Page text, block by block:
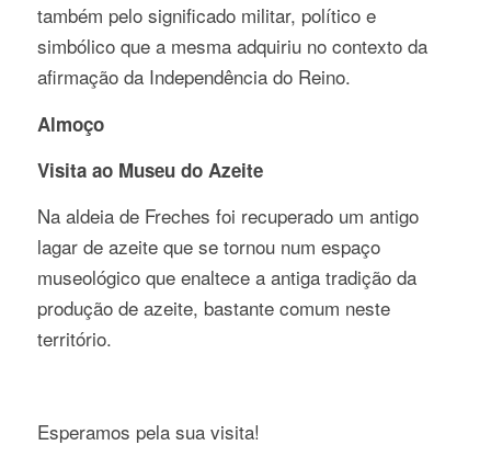
também pelo significado militar, político e
simbólico que a mesma adquiriu no contexto da
afirmação da Independência do Reino.
Almoço
Visita ao Museu do Azeite
Na aldeia de Freches foi recuperado um antigo
lagar de azeite que se tornou num espaço
museológico que enaltece a antiga tradição da
produção de azeite, bastante comum neste
território.
Esperamos pela sua visita!